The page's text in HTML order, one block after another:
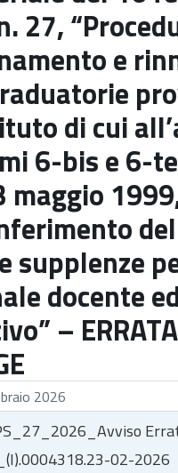
27,
e
di cui
6-bis e 6-
maggio
supplenze
docente
– ERRATA
2026
02-2026